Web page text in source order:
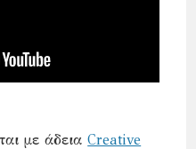
με άδειαCreative